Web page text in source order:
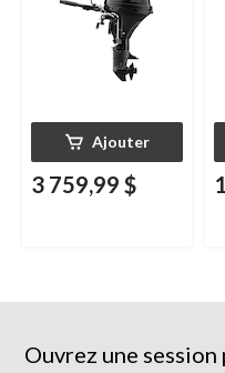
Ajouter
3 759,99 $
Ouvrez une